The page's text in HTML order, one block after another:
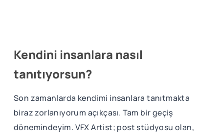
Kendini insanlara nasıl
tanıtıyorsun?
Son zamanlarda kendimi insanlara tanıtmakta
biraz zorlanıyorum açıkçası. Tam bir geçiş
dönemindeyim. VFX Artist; post stüdyosu olan,